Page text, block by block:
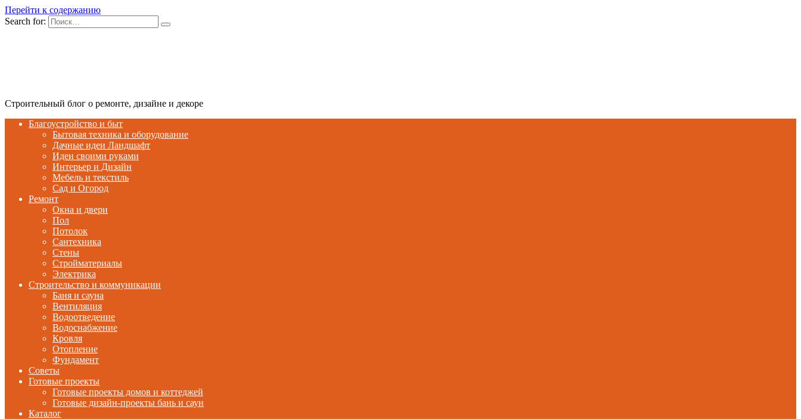
Перейти к содержанию
Search for:
Строительный блог о ремонте, дизайне и декоре
Благоустройство и быт
Бытовая техника и оборудование
Дачные идеи Ландшафт
Идеи своими руками
Интерьер и Дизайн
Мебель и текстиль
Сад и Огород
Ремонт
Окна и двери
Пол
Потолок
Сантехника
Стены
Стройматериалы
Электрика
Строительство и коммуникации
Баня и сауна
Вентиляция
Водоотведение
Водоснабжение
Кровля
Отопление
Фундамент
Советы
Готовые проекты
Готовые проекты домов и коттеджей
Готовые дизайн-проекты бань и саун
Каталог